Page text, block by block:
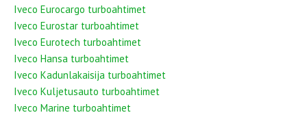
Iveco Eurocargo turboahtimet
Iveco Eurostar turboahtimet
Iveco Eurotech turboahtimet
Iveco Hansa turboahtimet
Iveco Kadunlakaisija turboahtimet
Iveco Kuljetusauto turboahtimet
Iveco Marine turboahtimet